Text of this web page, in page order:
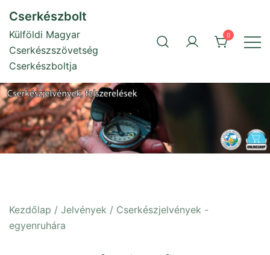
content
Cserkészbolt
Külföldi Magyar
Cserkészszövetség
Cserkészboltja
0
Kezdőlap / Jelvények / Cserkészjelvények -
egyenruhára